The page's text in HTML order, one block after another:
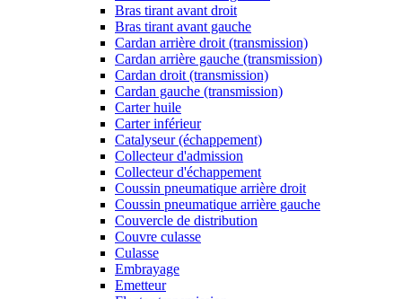
Bras tirant avant droit
Bras tirant avant gauche
Cardan arrière droit (transmission)
Cardan arrière gauche (transmission)
Cardan droit (transmission)
Cardan gauche (transmission)
Carter huile
Carter inférieur
Catalyseur (échappement)
Collecteur d'admission
Collecteur d'échappement
Coussin pneumatique arrière droit
Coussin pneumatique arrière gauche
Couvercle de distribution
Couvre culasse
Culasse
Embrayage
Emetteur